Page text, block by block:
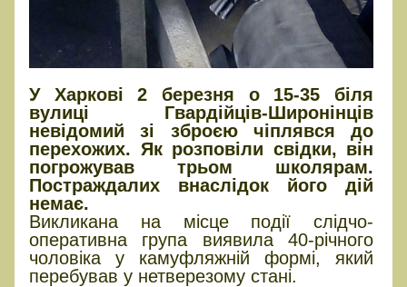
У Харкові 2 березня о 15-35 біля
вулиці Гвардійців-Широнінців
невідомий зі зброєю чіплявся до
перехожих. Як розповіли свідки, він
погрожував трьом школярам.
Постраждалих внаслідок його дій
немає.
Викликана на місце події слідчо-
оперативна група виявила 40-річного
чоловіка у камуфляжній формі, який
перебував у нетверезому стані.